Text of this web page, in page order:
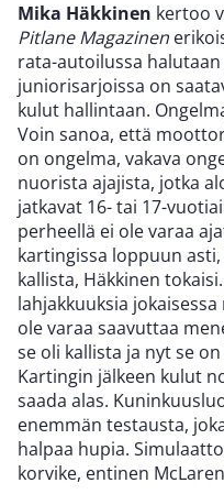
Mika Häkkinen kertoo
Pitlane Magazinen
rata-autoilussa
juniorisarjoissa on
kulut hallintaan.
Voin sanoa, että
on ongelma, vakava
nuorista ajajista, jotka
jatkavat 16- tai 17-
perheellä ei ole varaa
kartingissa loppuun
kallista, Häkkinen
lahjakkuuksia
ole varaa saavuttaa
se oli kallista ja nyt se
Kartingin jälkeen kulut
saada alas.
enemmän testausta,
halpaa hupia.
korvike, entinen